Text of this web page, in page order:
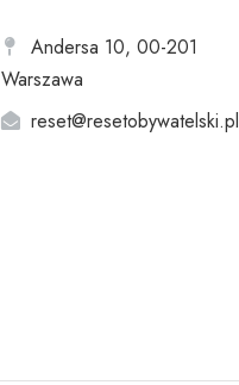
Andersa 10, 00-201
Warszawa
reset@resetobywatelski.pl